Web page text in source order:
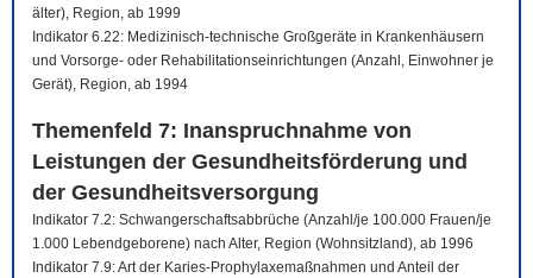
älter), Region, ab 1999
Indikator 6.22: Medizinisch-technische Großgeräte in Krankenhäusern
und Vorsorge- oder Rehabilitationseinrichtungen (Anzahl, Einwohner je
Gerät), Region, ab 1994
Themenfeld 7: Inanspruchnahme von
Leistungen der Gesundheitsförderung und
der Gesundheitsversorgung
Indikator 7.2: Schwangerschaftsabbrüche (Anzahl/je 100.000 Frauen/je
1.000 Lebendgeborene) nach Alter, Region (Wohnsitzland), ab 1996
Indikator 7.9: Art der Karies-Prophylaxemaßnahmen und Anteil der